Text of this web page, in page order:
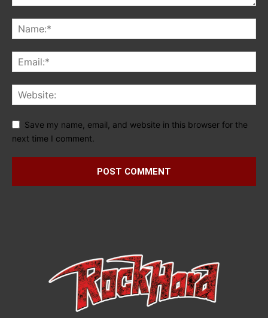
Save my name, email, and website in this browser for the
next time I comment.